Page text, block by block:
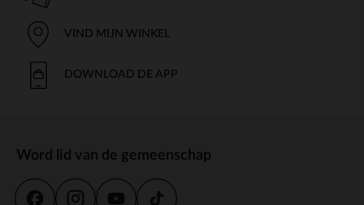
VIND MIJN WINKEL
DOWNLOAD DE APP
Word lid van de gemeenschap